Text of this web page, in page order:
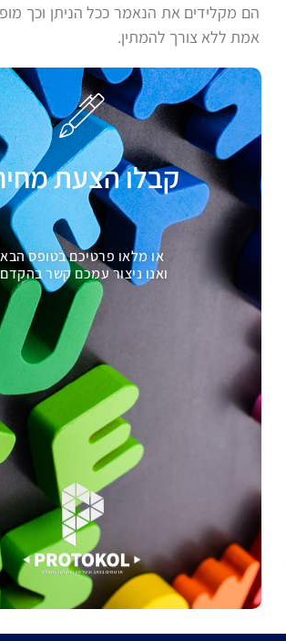
הם מקלידים את הנאמר ככל הניתן וכך
אמת ללא צורך להמתין.
קבלו הצעת
או מלאו פרטיכם בטופס הבא
ואנו ניצור עמכם קשר